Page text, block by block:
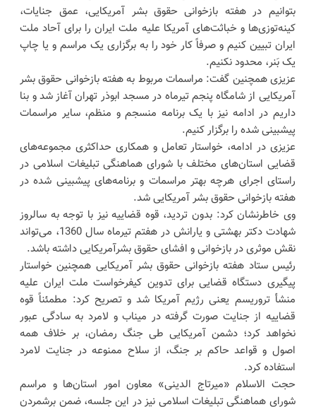
بتوانیم در هفته بازخوانی حقوق بشر آمریکایی، عمق جنایات،
کینه‌توزی‌ها و خباثت‌های آمریکا علیه ملت ایران را برای آحاد ملت
ایران تبیین کنیم و صرفاً کار خود را به برگزاری یک مراسم و یا چاپ
یک بَنر، محدود نکنیم.
عزیزی همچنین گفت: مراسمات مربوط به هفته بازخوانی حقوق بشر
آمریکایی از شامگاه پنجم تیرماه در مسجد ابوذر تهران آغاز شد و بنا
داریم در ادامه نیز با یک برنامه منسجم و منظم، سایر مراسمات
پیشبینی شده را برگزار کنیم.
عزیزی در ادامه، خواستار تعامل و همکاری حداکثری مجموعه‌های
قضایی استان‌های مختلف با شورای هماهنگی تبلیغات اسلامی در
راستای اجرای هرچه بهتر مراسمات و برنامه‌های پیشبینی شده در
هفته بازخوانی حقوق بشر آمریکایی شد.
وی خاطرنشان کرد: بدون تردید، قوه قضاییه نیز با توجه به سالروز
شهادت دکتر بهشتی و یارانش در هفتم تیرماه سال 1360، می‌تواند
نقش موثری در بازخوانی و افشای حقوق بشرآمریکایی داشته باشد.
رئیس ستاد هفته بازخوانی حقوق بشر آمریکایی همچنین خواستار
پیگیری دستگاه قضایی برای تدوین کیفرخواست ملت ایران علیه
منشأ تروریسم یعنی رژیم آمریکا شد و تصریح کرد: مطمئناً قوه
قضاییه از جنایت صورت گرفته در میناب و لامرد به سادگی عبور
نخواهد کرد؛ دشمن آمریکایی طی جنگ رمضان، بر خلاف همه
اصول و قواعد حاکم بر جنگ، از سلاح ممنوعه در جنایت لامرد
استفاده کرد.
حجت الاسلام «میرتاج الدینی» معاون امور استان‌ها و مراسم
شورای هماهنگی تبلیغات اسلامی نیز در این جلسه، ضمن برشمردن